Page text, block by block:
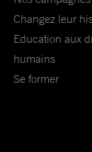
Changez leur
Education aux
humains
Se former